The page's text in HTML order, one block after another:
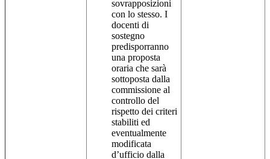
sovrapposizioni
con lo stesso. I
docenti di
sostegno
predisporranno
una proposta
oraria che sarà
sottoposta dalla
commissione al
controllo del
rispetto dei criteri
stabiliti ed
eventualmente
modificata
d’ufficio dalla